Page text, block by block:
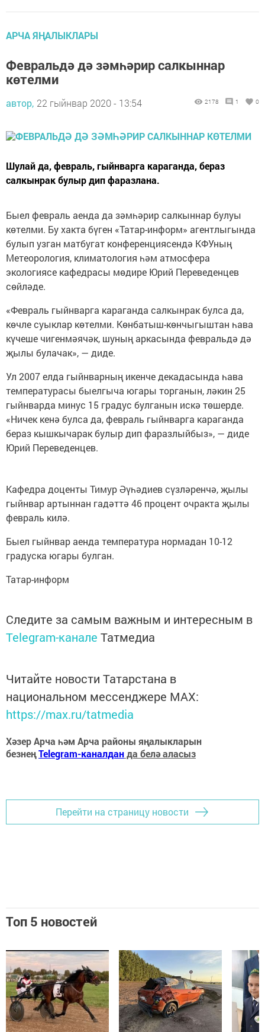
АРЧА ЯҢАЛЫКЛАРЫ
Февральдә дә зәмһәрир салкыннар
көтелми
автор, 22 гыйнвар 2020 - 13:54 2178 1 0
Шулай да, февраль, гыйнварга караганда, бераз
салкынрак булыр дип фаразлана.
Быел февраль аенда да зәмһәрир салкыннар булуы
көтелми. Бу хакта бүген «Татар-информ» агентлыгында
булып узган матбугат конференциясендә КФУның
Метеорология, климатология һәм атмосфера
экологиясе кафедрасы мөдире Юрий Переведенцев
сөйләде.
«Февраль гыйнварга караганда салкынрак булса да,
көчле суыклар көтелми. Көнбатыш-көнчыгыштан һава
күчеше чигенмәячәк, шуның аркасында февральдә дә
җылы булачак», — диде.
Ул 2007 елда гыйнварның икенче декадасында һава
температурасы быелгыча югары торганын, ләкин 25
гыйнварда минус 15 градус булганын искә төшерде.
«Ничек кенә булса да, февраль гыйнварга караганда
бераз кышкычарак булыр дип фаразлыйбыз», — диде
Юрий Переведенцев.
Кафедра доценты Тимур Әүһәдиев сүзләренчә, җылы
гыйнвар артыннан гадәттә 46 процент очракта җылы
февраль килә.
Быел гыйнвар аенда температура нормадан 10-12
градуска югары булган.
Татар-информ
Следите за самым важным и интересным в
Telegram-канале Татмедиа
Читайте новости Татарстана в
национальном мессенджере MАХ:
https://max.ru/tatmedia
Хәзер Арча һәм Арча районы яңалыкларын
безнеңTelegram-каналданда белә аласыз
Перейти на страницу новости
Топ 5 новостей